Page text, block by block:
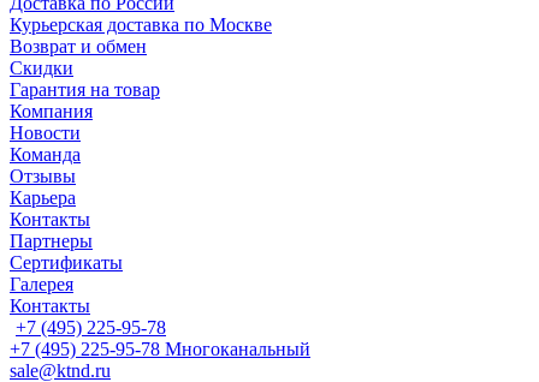
Курьерская доставка по Москве
Возврат и обмен
Скидки
Гарантия на товар
Компания
Новости
Команда
Отзывы
Карьера
Контакты
Партнеры
Сертификаты
Галерея
Контакты
+7 (495) 225-95-78
+7 (495) 225-95-78 Многоканальный
sale@ktnd.ru